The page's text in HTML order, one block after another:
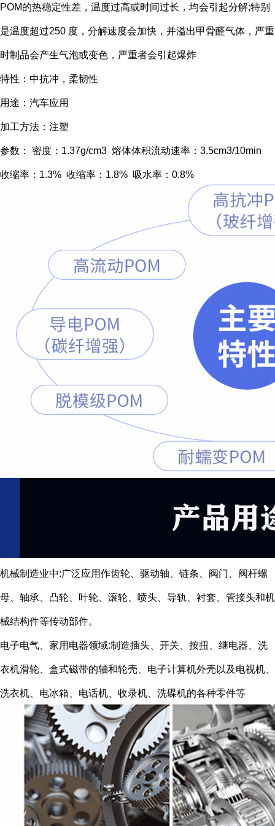
POM的热稳定性差，温度过高或时间过长，均会引起分解;特别
是温度超过250 度，分解速度会加快，并溢出甲骨醛气体，严重
时制品会产生气泡或变色，严重者会引起爆炸
特性：中抗冲，柔韧性
用途：汽车应用
加工方法：注塑
参数： 密度：1.37g/cm3 熔体体积流动速率：3.5cm3/10min
收缩率：1.3% 收缩率：1.8% 吸水率：0.8%
机械制造业中:广泛应用作齿轮、驱动轴、链条、阀门、阀杆螺
母、轴承、凸轮、叶轮、滚轮、喷头、导轨、衬套、管接头和机
械结构件等传动部件。
电子电气、家用电器领域:制造插头、开关、按扭、继电器、洗
衣机滑轮、盒式磁带的轴和轮壳、电子计算机外壳以及电视机、
洗衣机、电冰箱、电话机、收录机、洗碟机的各种零件等